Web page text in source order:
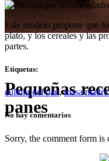
Pequeñas
panes
Este modelo propone que
plato, y los cereales y las
partes.
Etiquetas:
cultura del pan,masa
No hay comentarios
Sorry, the comment form is